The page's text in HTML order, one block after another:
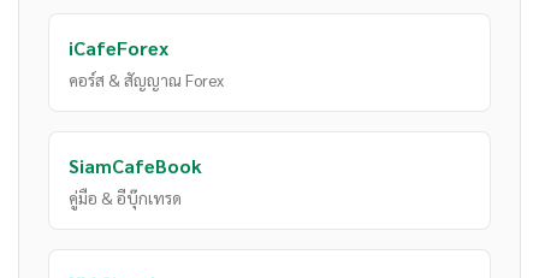
iCafeForex
คอร์ส & สัญญาณ Forex
SiamCafeBook
คู่มือ & อีบุ๊กเทรด